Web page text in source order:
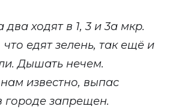
два ходят в 1, 3 и 3а мкр.
едят зелень, так ещё и
Дышать нечем.
известно, выпас
городе запрещен.